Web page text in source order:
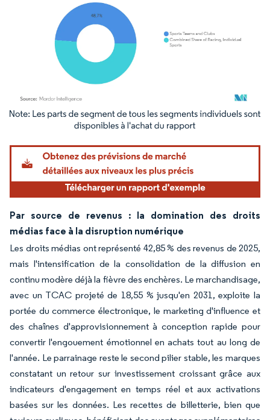
Image © Mordor Intelligence. La réutilisation nécessite une attribution sous CC BY
Par source de revenus : la domination des droits
médias face à la disruption numérique
Les droits médias ont représenté 42,85 % des revenus de 2025,
mais l'intensification de la consolidation de la diffusion en
continu modère déjà la fièvre des enchères. Le marchandisage,
avec un TCAC projeté de 18,55 % jusqu'en 2031, exploite la
portée du commerce électronique, le marketing d'influence et
des chaînes d'approvisionnement à conception rapide pour
convertir l'engouement émotionnel en achats tout au long de
l'année. Le parrainage reste le second pilier stable, les marques
constatant un retour sur investissement croissant grâce aux
indicateurs d'engagement en temps réel et aux activations
basées sur les données. Les recettes de billetterie, bien que